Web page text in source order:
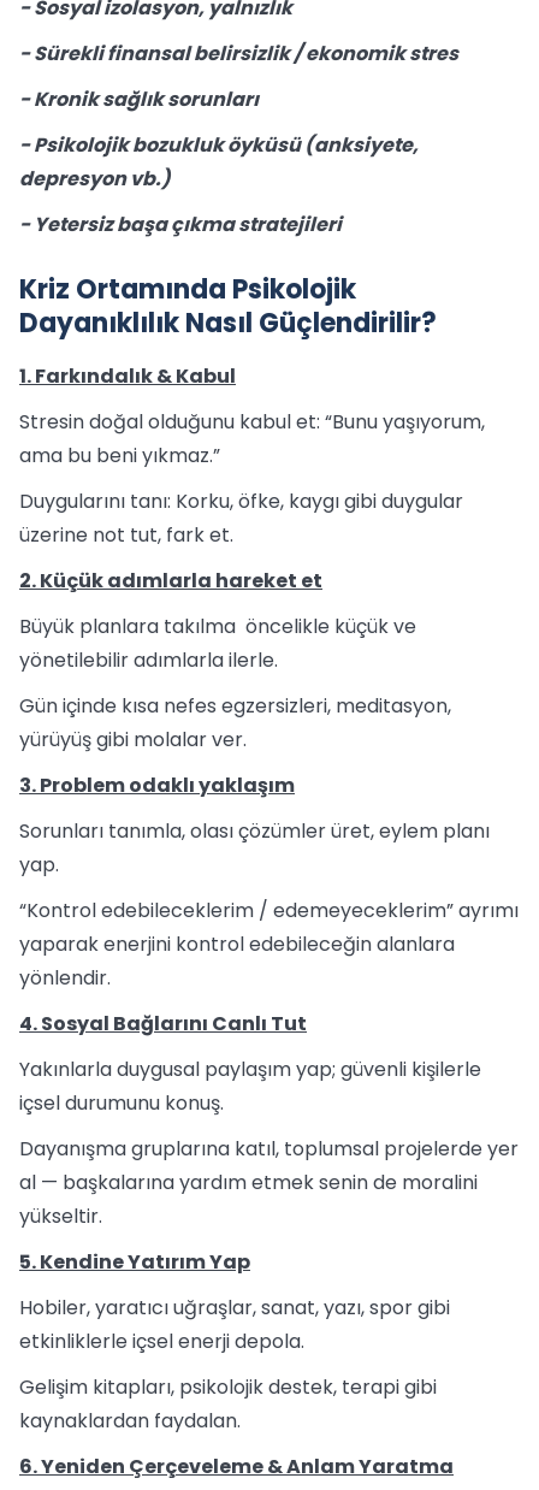
- Sosyal izolasyon, yalnızlık
- Sürekli finansal belirsizlik / ekonomik stres
- Kronik sağlık sorunları
- Psikolojik bozukluk öyküsü (anksiyete,
depresyon vb.)
- Yetersiz başa çıkma stratejileri
Kriz Ortamında Psikolojik
Dayanıklılık Nasıl Güçlendirilir?
1. Farkındalık & Kabul
Stresin doğal olduğunu kabul et: “Bunu yaşıyorum,
ama bu beni yıkmaz.”
Duygularını tanı: Korku, öfke, kaygı gibi duygular
üzerine not tut, fark et.
2. Küçük adımlarla hareket et
Büyük planlara takılma öncelikle küçük ve
yönetilebilir adımlarla ilerle.
Gün içinde kısa nefes egzersizleri, meditasyon,
yürüyüş gibi molalar ver.
3. Problem odaklı yaklaşım
Sorunları tanımla, olası çözümler üret, eylem planı
yap.
“Kontrol edebileceklerim / edemeyeceklerim” ayrımı
yaparak enerjini kontrol edebileceğin alanlara
yönlendir.
4. Sosyal Bağlarını Canlı Tut
Yakınlarla duygusal paylaşım yap; güvenli kişilerle
içsel durumunu konuş.
Dayanışma gruplarına katıl, toplumsal projelerde yer
al — başkalarına yardım etmek senin de moralini
yükseltir.
5. Kendine Yatırım Yap
Hobiler, yaratıcı uğraşlar, sanat, yazı, spor gibi
etkinliklerle içsel enerji depola.
Gelişim kitapları, psikolojik destek, terapi gibi
kaynaklardan faydalan.
6. Yeniden Çerçeveleme & Anlam Yaratma